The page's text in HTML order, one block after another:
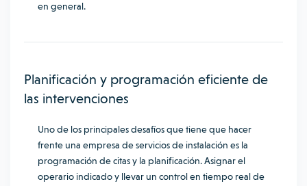
en general.
Planificación y programación eficiente de
las intervenciones
Uno de los principales desafíos que tiene que hacer
frente una empresa de servicios de instalación es la
programación de citas y la planificación. Asignar el
operario indicado y llevar un control en tiempo real de